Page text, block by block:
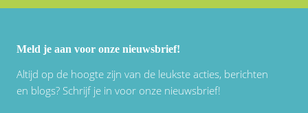
Meld je aan voor onze nieuwsbrief!
Altijd op de hoogte zijn van de leukste acties, berichten
en blogs? Schrijf je in voor onze nieuwsbrief!